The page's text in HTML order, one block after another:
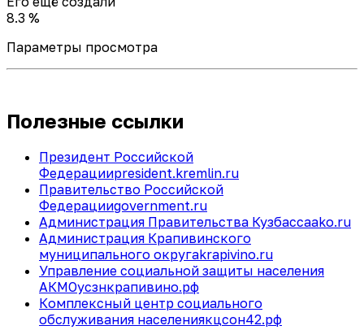
8.3 %
Параметры просмотра
Полезные ссылки
Президент Российской
Федерацииpresident.kremlin.ru
Правительство Российской
Федерацииgovernment.ru
Администрация Правительства Кузбассаako.ru
Администрация Крапивинского
муниципального округаkrapivino.ru
Управление социальной защиты населения
АКМОусзнкрапивино.рф
Комплексный центр социального
обслуживания населениякцсон42.рф